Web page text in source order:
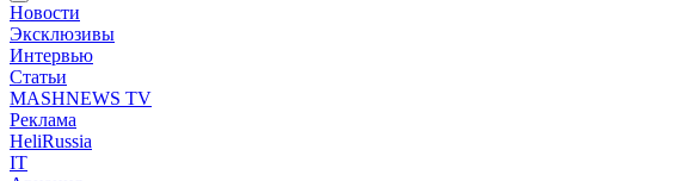
Новости
Эксклюзивы
Интервью
Статьи
MASHNEWS TV
Реклама
HeliRussia
IT